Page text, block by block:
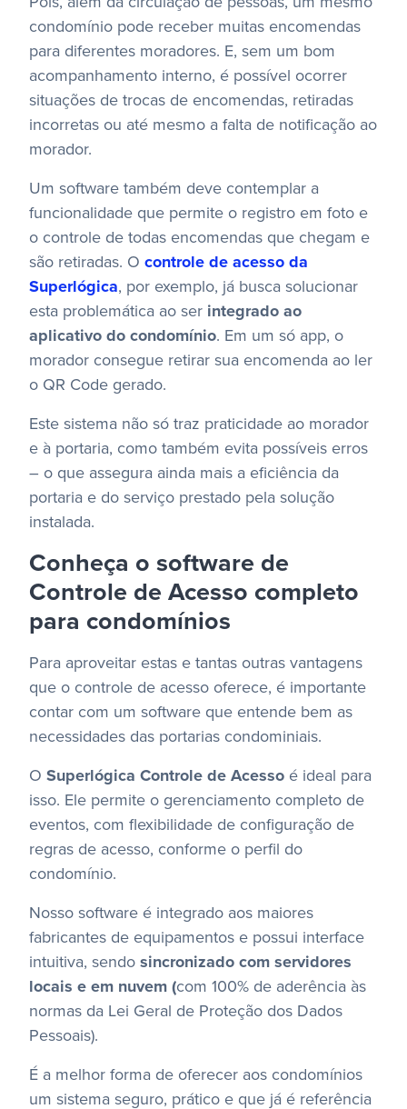
condomínio pode receber muitas encomendas
para diferentes moradores. E, sem um bom
acompanhamento interno, é possível ocorrer
situações de trocas de encomendas, retiradas
incorretas ou até mesmo a falta de notificação ao
morador.
Um software também deve contemplar a
funcionalidade que permite o registro em foto e
o controle de todas encomendas que chegam e
são retiradas. O controle de acesso da
Superlógica, por exemplo, já busca solucionar
esta problemática ao ser integrado ao
aplicativo do condomínio. Em um só app, o
morador consegue retirar sua encomenda ao ler
o QR Code gerado.
Este sistema não só traz praticidade ao morador
e à portaria, como também evita possíveis erros
– o que assegura ainda mais a eficiência da
portaria e do serviço prestado pela solução
instalada.
Conheça o software de
Controle de Acesso completo
para condomínios
Para aproveitar estas e tantas outras vantagens
que o controle de acesso oferece, é importante
contar com um software que entende bem as
necessidades das portarias condominiais.
O Superlógica Controle de Acesso é ideal para
isso. Ele permite o gerenciamento completo de
eventos, com flexibilidade de configuração de
regras de acesso, conforme o perfil do
condomínio.
Nosso software é integrado aos maiores
fabricantes de equipamentos e possui interface
intuitiva, sendo sincronizado com servidores
locais e em nuvem (com 100% de aderência às
normas da Lei Geral de Proteção dos Dados
Pessoais).
É a melhor forma de oferecer aos condomínios
um sistema seguro, prático e que já é referência